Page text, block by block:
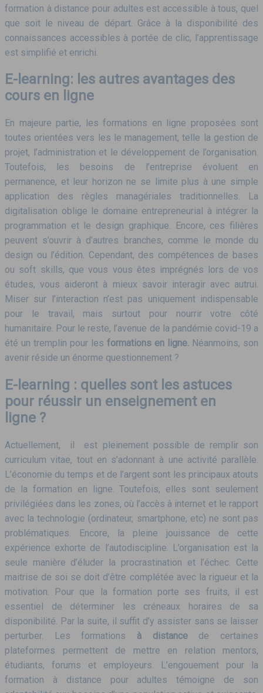
formation à distance pour adultes est accessible à tous, quel
que soit le niveau de départ. Grâce à la disponibilité des
connaissances accessibles à portée de clic, l’apprentissage
est simplifié et enrichi.
E-learning: les autres avantages des
cours en ligne
En majeure partie, les formations en ligne proposées sont
toutes orientées vers les le management, telle la gestion de
projet, l’administration et le développement de l’organisation.
Toutefois, les besoins de l’entreprise évoluent en
permanence, et leur horizon ne se limite plus à une simple
application des règles managériales traditionnelles. La
digitalisation oblige le domaine entrepreneurial à intégrer la
programmation et le design graphique. Encore, ces filières
peuvent s’ouvrir à d’autres branches, comme le monde du
design ou l’édition. Cependant, des compétences de bases
ou soft skills, que vous vous êtes imprégnés lors de vos
études, vous aideront à mieux savoir interagir avec autrui.
Miser sur l’interaction n’est pas uniquement indispensable
pour le travail, mais surtout pour nourrir votre côté
humanitaire. Pour le reste, l’avenue de la pandémie covid-19 a
été un tremplin pour les formations en ligne. Néanmoins, son
avenir réside un énorme questionnement ?
E-learning : quelles sont les astuces
pour réussir un enseignement en
ligne ?
Actuellement, il est pleinement possible de remplir son
curriculum vitae, tout en s’adonnant à une activité parallèle.
L’économie du temps et de l’argent sont les principaux atouts
de la formation en ligne. Toutefois, elles sont seulement
privilégiées dans les zones, où l’accès à internet et le rapport
avec la technologie (ordinateur, smartphone, etc) ne sont pas
problématiques. Encore, la pleine jouissance de cette
expérience exhorte de l’autodiscipline. L’organisation est la
seule manière d’éluder la procrastination et l’échec. Cette
maitrise de soi se doit d’être complétée avec la rigueur et la
motivation. Pour que la formation porte ses fruits, il est
essentiel de déterminer les créneaux horaires de sa
disponibilité. Par la suite, il suffit d’y assister sans se laisser
perturber. Les formations à distancede certaines
plateformes permettent de mettre en relation mentors,
étudiants, forums et employeurs. L’engouement pour la
formation à distance pour adultes témoigne de son